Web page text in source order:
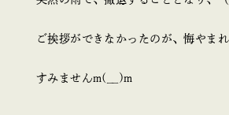
ご挨拶ができなかったのが、悔やま
すみませんm(__)m